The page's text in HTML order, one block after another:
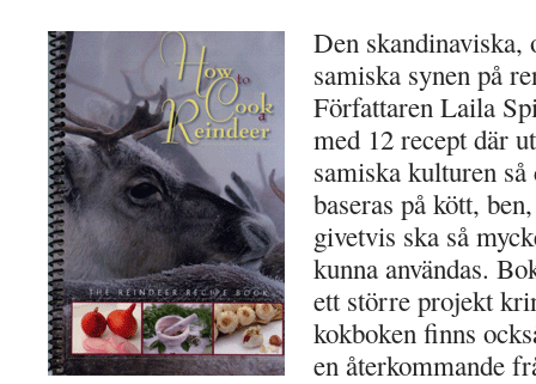
Den skandinaviska,
samiska synen på
Författaren Laila
med 12 recept där
samiska kulturen
baseras på kött,
givetvis ska så
kunna användas.
ett större projekt
kokboken finns
en återkommande